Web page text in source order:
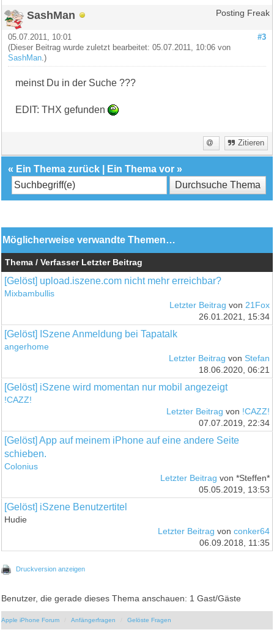
SashMan Posting Freak
#3
05.07.2011, 10:01
(Dieser Beitrag wurde zuletzt bearbeitet: 05.07.2011, 10:06 von
SashMan .)
meinst Du in der Suche ???
EDIT: THX gefunden
Zitieren
« Ein Thema zurück Ein Thema vor »
Möglicherweise verwandte Themen…
Thema / Verfasser Letzter Beitrag
[Gelöst] upload.iszene.com nicht mehr erreichbar?
Mixbambullis
Letzter Beitrag von 21Fox
26.01.2021, 15:34
[Gelöst] ISzene Anmeldung bei Tapatalk
angerhome
Letzter Beitrag von Stefan
18.06.2020, 06:21
[Gelöst] iSzene wird momentan nur mobil angezeigt
!CAZZ!
Letzter Beitrag von !CAZZ!
07.07.2019, 22:34
[Gelöst] App auf meinem iPhone auf eine andere Seite
schieben.
Colonius
Letzter Beitrag von *Steffen*
05.05.2019, 13:53
[Gelöst] iSzene Benutzertitel
Hudie
Letzter Beitrag von conker64
06.09.2018, 11:35
Druckversion anzeigen
Benutzer, die gerade dieses Thema anschauen: 1 Gast/Gäste
Apple iPhone Forum Anfängerfragen Gelöste Fragen